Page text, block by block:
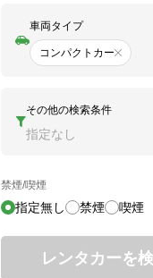
車両タイプ
コンパクトカー
その他の検索条件
指定なし
禁煙/喫煙
指定無し 禁煙 喫煙
レンタカーを